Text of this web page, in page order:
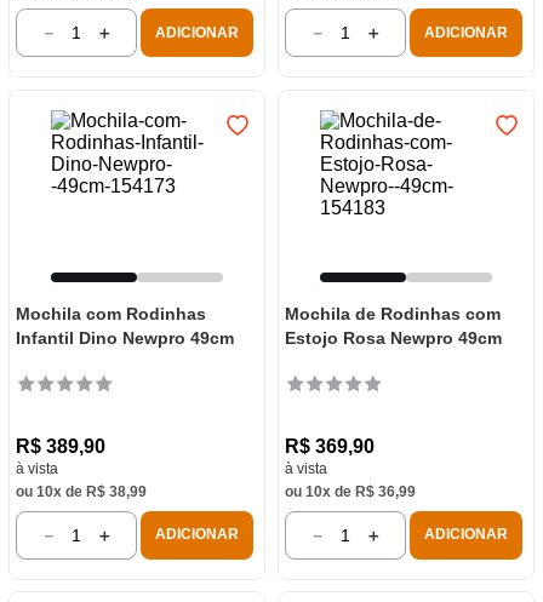
＋
－ ADICIONAR ＋
－ ADICIONAR
Mochila com Rodinhas
Infantil Dino Newpro 49cm
R$ 389,90
à vista
ou 10x de R$ 38,99
＋
－ ADICIONAR
Mochila de Rodinhas com
Estojo Rosa Newpro 49cm
R$ 369,90
à vista
ou 10x de R$ 36,99
＋
－ ADICIONAR